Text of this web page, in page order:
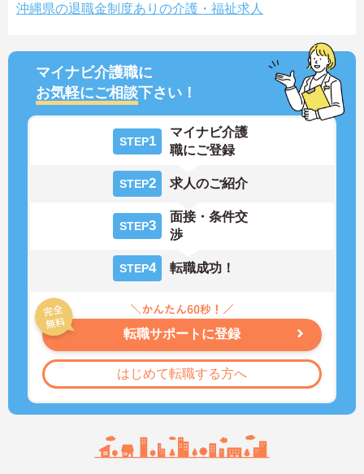
沖縄県の退職金制度ありの介護・福祉求人
マイナビ介護職に
お気軽にご相談下さい！
STEP1
マイナビ介護
職にご登録
STEP2 求人のご紹介
STEP3
面接・条件交
渉
STEP4 転職成功！
転職サポートに登録
はじめて転職する方へ